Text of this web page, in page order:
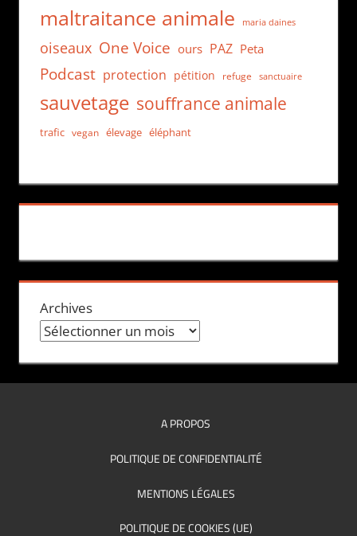
maltraitance animale maria daines
oiseaux One Voice ours PAZ Peta
Podcast protection pétition refuge sanctuaire
sauvetage souffrance animale
trafic vegan élevage éléphant
Archives
A PROPOS
POLITIQUE DE CONFIDENTIALITÉ
MENTIONS LÉGALES
POLITIQUE DE COOKIES (UE)